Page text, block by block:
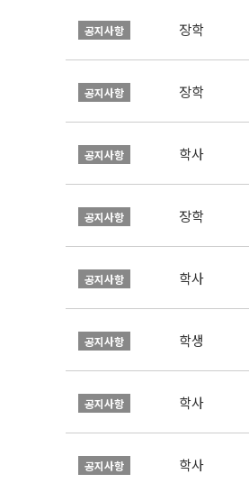
공지사항 장학
공지사항 장학
공지사항 학사
공지사항 장학
공지사항 학사
공지사항 학생
공지사항 학사
공지사항 학사